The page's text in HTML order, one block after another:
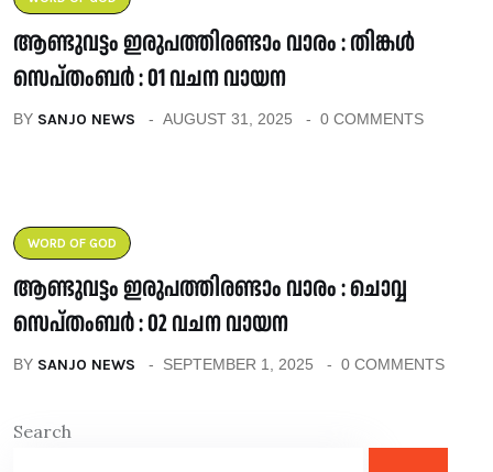
ആണ്ടുവട്ടം ഇരുപത്തിരണ്ടാം വാരം : തിങ്കൾ
സെപ്തംബർ : 01 വചന വായന
BY SANJO NEWS AUGUST 31, 2025 0 COMMENTS
WORD OF GOD
ആണ്ടുവട്ടം ഇരുപത്തിരണ്ടാം വാരം : ചൊവ്വ
സെപ്തംബർ : 02 വചന വായന
BY SANJO NEWS SEPTEMBER 1, 2025 0 COMMENTS
Search